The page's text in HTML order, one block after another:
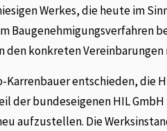
Werkes, die heute im
Baugenehmigungsverfahren
den konkreten
entschieden, die
der bundeseigenen HIL
aufzustellen. Die